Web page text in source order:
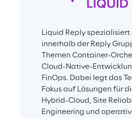
Liquid Reply spezialisiert
innerhalb der Reply
Themen Container-
Cloud-Native-
FinOps. Dabei legt das
Fokus auf Lösungen für
Hybrid-Cloud, Site
Engineering und